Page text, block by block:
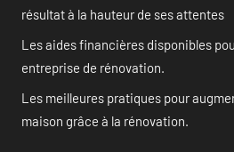
résultat à la hauteur de ses attentes
Les aides financières disponibles
entreprise de rénovation.
Les meilleures pratiques pour
maison grâce à la rénovation.